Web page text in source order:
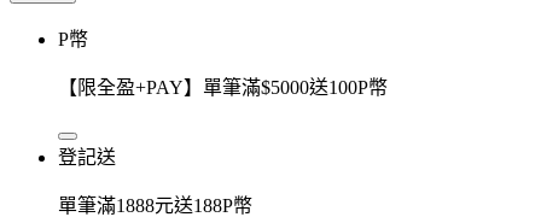
P幣
【限全盈+PAY】單筆滿$5000送100P幣
登記送
單筆滿1888元送188P幣